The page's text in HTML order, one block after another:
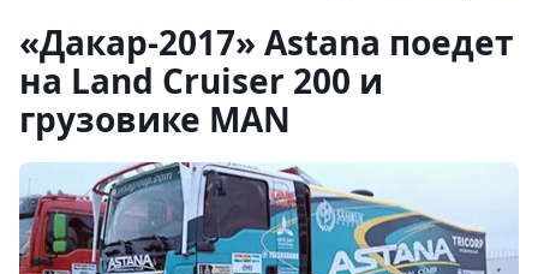
«Дакар-2017» Astana поедет
на Land Cruiser 200 и
грузовике MAN